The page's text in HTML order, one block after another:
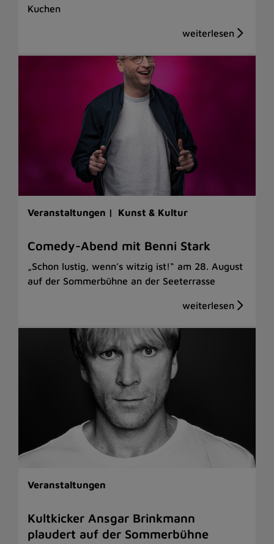
Kuchen
Veranstaltungen | Kunst & Kultur
Comedy-Abend mit Benni Stark
„Schon lustig, wenn’s witzig ist!“ am 28. August
auf der Sommerbühne an der Seeterrasse
Veranstaltungen
Kultkicker Ansgar Brinkmann
plaudert auf der Sommerbühne